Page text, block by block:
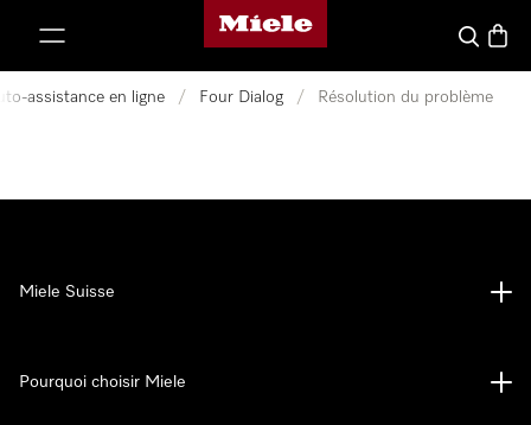
Page d'accueil de Miele
Search
assistance en ligne / Four Dialog / Résolution du problème
Miele Suisse
Pourquoi choisir Miele